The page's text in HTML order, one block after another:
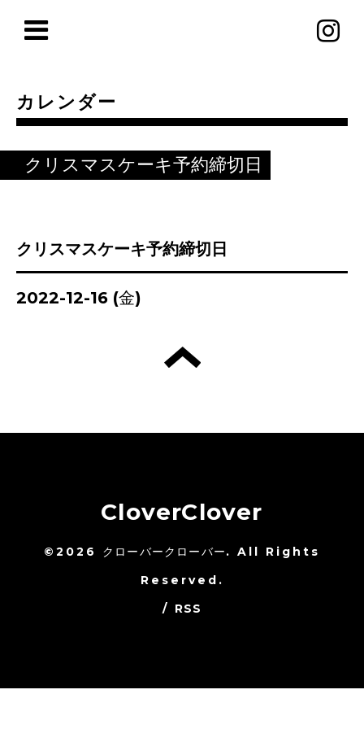
カレンダー
クリスマスケーキ予約締切日
クリスマスケーキ予約締切日
2022-12-16 (金)
CloverClover
©2026 クローバークローバー. All Rights
Reserved.
/ RSS